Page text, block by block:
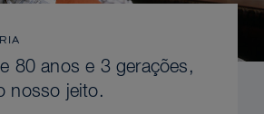
80 anos e 3 gerações,
nosso jeito.